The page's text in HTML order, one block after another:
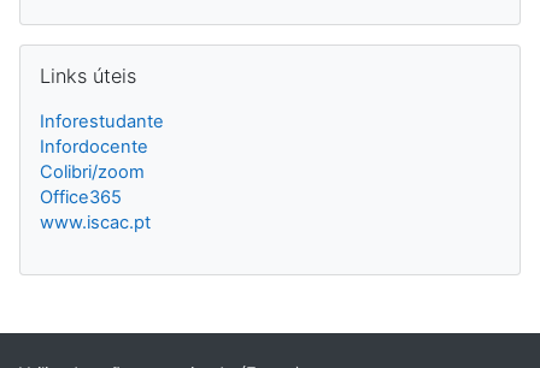
Links úteis
Inforestudante
Infordocente
Colibri/zoom
Office365
www.iscac.pt
Blocos